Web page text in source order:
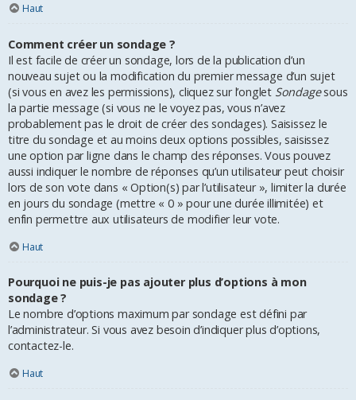
Haut
Comment créer un sondage ?
Il est facile de créer un sondage, lors de la publication d’un
nouveau sujet ou la modification du premier message d’un sujet
(si vous en avez les permissions), cliquez sur l’onglet Sondagesous
la partie message (si vous ne le voyez pas, vous n’avez
probablement pas le droit de créer des sondages). Saisissez le
titre du sondage et au moins deux options possibles, saisissez
une option par ligne dans le champ des réponses. Vous pouvez
aussi indiquer le nombre de réponses qu’un utilisateur peut choisir
lors de son vote dans « Option(s) par l’utilisateur », limiter la durée
en jours du sondage (mettre « 0 » pour une durée illimitée) et
enfin permettre aux utilisateurs de modifier leur vote.
Haut
Pourquoi ne puis-je pas ajouter plus d’options à mon
sondage ?
Le nombre d’options maximum par sondage est défini par
l’administrateur. Si vous avez besoin d’indiquer plus d’options,
contactez-le.
Haut